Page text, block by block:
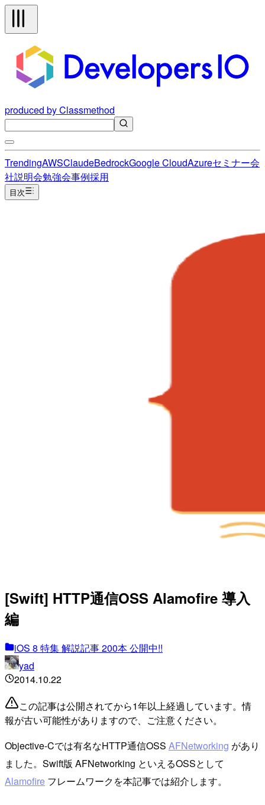
produced by Classmethod
TrendingAWSClaudeBedrockGoogle CloudAzureセミナー会
社説明会勉強会事例採用
目次
[Swift] HTTP通信OSS Alamofire 導入
編
iOS 8 特集 解説記事 200本 公開中!!
yad
2014.10.22
この記事は公開されてから1年以上経過しています。情
報が古い可能性がありますので、ご注意ください。
Objective-Cでは有名なHTTP通信OSS AFNetworking があり
ました。Swift版 AFNetworking といえるOSSとして
Alamofire フレームワークを本記事では紹介します。